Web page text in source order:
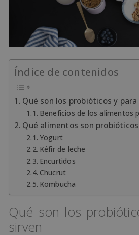
Índice de contenidos
Qué son los probióticos y
Beneficios de los alimentos
Qué alimentos son
Yogurt
Kéfir de leche
Encurtidos
Chucrut
Kombucha
Qué son los
sirven